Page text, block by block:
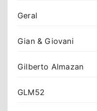
Geral
Gian & Giovani
Gilberto Almazan
GLM52